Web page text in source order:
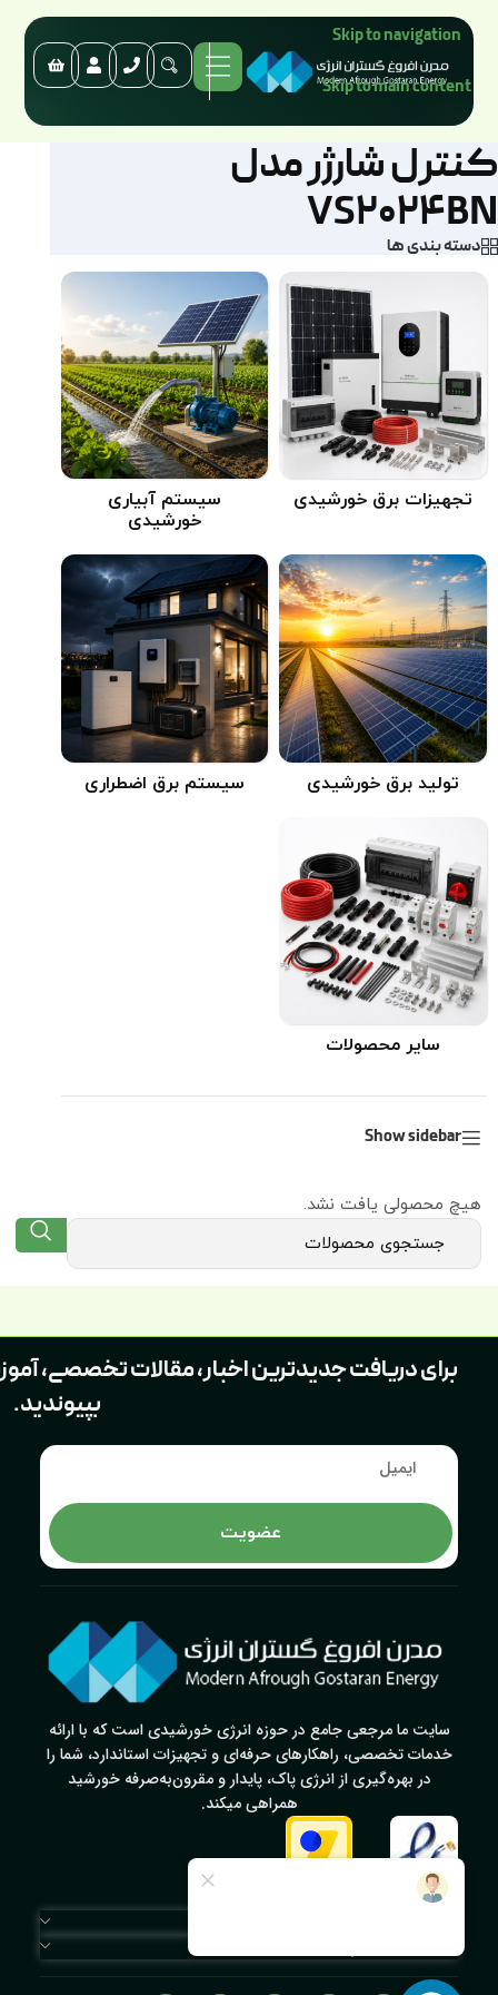
Skip to navigation
Skip to main content
کنترل شارژر مدل
VS2024BN
دسته بندی ها
تجهیزات برق خورشیدی
سیستم آبیاری
خورشیدی
تولید برق خورشیدی سیستم برق اضطراری
سایر محصولات
Show sidebar
هیچ محصولی یافت نشد.
برای دریافت جدیدترین اخبار، مقالات تخصصی،
بپیوندید.
عضویت
سایت ما مرجعی جامع در حوزه انرژی خورشیدی است که با ارائه
خدمات تخصصی، راهکارهای حرفه‌ای و تجهیزات استاندارد، شما را
در بهره‌گیری از انرژی پاک، پایدار و مقرون‌به‌صرفه خورشید
همراهی میکند.